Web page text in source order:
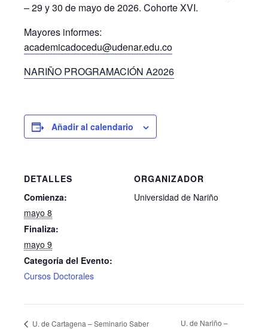
– 29 y 30 de mayo de 2026. Cohorte XVI.
Mayores informes:
academicadocedu@udenar.edu.co
NARIÑO PROGRAMACIÓN A2026
Añadir al calendario
DETALLES
Comienza:
mayo 8
Finaliza:
mayo 9
Categoría del Evento:
Cursos Doctorales
ORGANIZADOR
Universidad de Nariño
U. de Cartagena – Seminario Saber
U. de Nariño –